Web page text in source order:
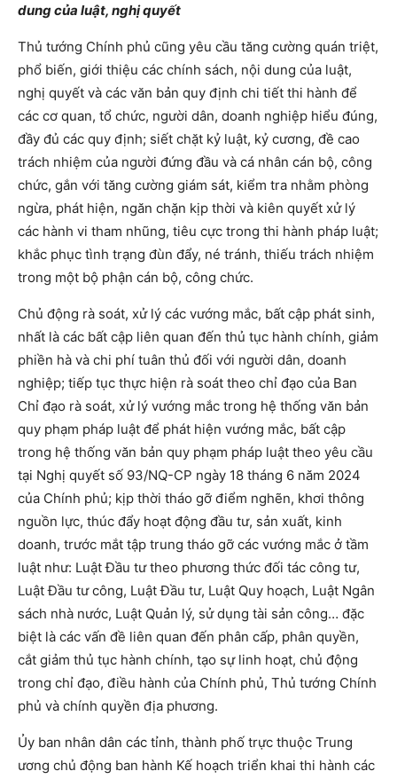
dung của luật, nghị quyết
Thủ tướng Chính phủ cũng yêu cầu tăng cường quán triệt,
phổ biến, giới thiệu các chính sách, nội dung của luật,
nghị quyết và các văn bản quy định chi tiết thi hành để
các cơ quan, tổ chức, người dân, doanh nghiệp hiểu đúng,
đầy đủ các quy định; siết chặt kỷ luật, kỷ cương, đề cao
trách nhiệm của người đứng đầu và cá nhân cán bộ, công
chức, gắn với tăng cường giám sát, kiểm tra nhằm phòng
ngừa, phát hiện, ngăn chặn kịp thời và kiên quyết xử lý
các hành vi tham nhũng, tiêu cực trong thi hành pháp luật;
khắc phục tình trạng đùn đẩy, né tránh, thiếu trách nhiệm
trong một bộ phận cán bộ, công chức.
Chủ động rà soát, xử lý các vướng mắc, bất cập phát sinh,
nhất là các bất cập liên quan đến thủ tục hành chính, giảm
phiền hà và chi phí tuân thủ đối với người dân, doanh
nghiệp; tiếp tục thực hiện rà soát theo chỉ đạo của Ban
Chỉ đạo rà soát, xử lý vướng mắc trong hệ thống văn bản
quy phạm pháp luật để phát hiện vướng mắc, bất cập
trong hệ thống văn bản quy phạm pháp luật theo yêu cầu
tại Nghị quyết số 93/NQ-CP ngày 18 tháng 6 năm 2024
của Chính phủ; kịp thời tháo gỡ điểm nghẽn, khơi thông
nguồn lực, thúc đẩy hoạt động đầu tư, sản xuất, kinh
doanh, trước mắt tập trung tháo gỡ các vướng mắc ở tầm
luật như: Luật Đầu tư theo phương thức đối tác công tư,
Luật Đầu tư công, Luật Đầu tư, Luật Quy hoạch, Luật Ngân
sách nhà nước, Luật Quản lý, sử dụng tài sản công… đặc
biệt là các vấn đề liên quan đến phân cấp, phân quyền,
cắt giảm thủ tục hành chính, tạo sự linh hoạt, chủ động
trong chỉ đạo, điều hành của Chính phủ, Thủ tướng Chính
phủ và chính quyền địa phương.
Ủy ban nhân dân các tỉnh, thành phố trực thuộc Trung
ương chủ động ban hành Kế hoạch triển khai thi hành các